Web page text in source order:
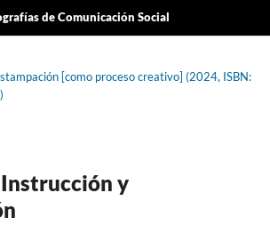
de Comunicación Social
[como proceso creativo] (2024, ISBN:
y